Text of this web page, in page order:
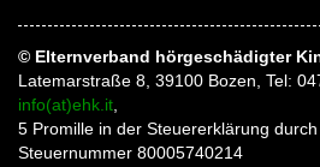
© Elternverband hörgeschädigter
Latemarstraße 8, 39100 Bozen, Tel:
info(at)ehk.it
5 Promille in der Steuererklärung
Steuernummer 80005740214